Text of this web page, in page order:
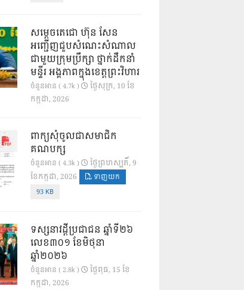
សម្តេចតេជោ ហ៊ុន សែន
អញ្ជើញជួបសំណេះសំណាល
ជាមួយក្រុមប្រឹក្សា ថ្នាក់ដឹកនាំ
មន្ទីរ អង្គភាពក្នុងខេត្តព្រះវិហារ
ចំនួនអាន ( 4.7k )
ថ្ងៃ​សុក្រ, 10 ខែ​
កក្កដា, 2026
ពាក្យសុំចូលជាសមាជិក
គណបក្ស
ចំនួនអាន ( 4.3k )
ថ្ងៃ​ព្រហស្បតិ៍, 9
ខែ​កក្កដា, 2026
ទាញយក
93 KB
ទស្សនាវដ្ដីប្រជាជន ឆ្នាំទី២៦
លេខ៣០១ ខែមិថុនា
ឆ្នាំ២០២៦
ចំនួនអាន ( 2.8k )
ថ្ងៃ​ពុធ, 15 ខែ​
កក្កដា, 2026